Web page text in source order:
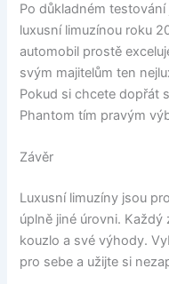
Po důkladném
luxusní limuzínou roku
automobil prostě
svým majitelům ten
Pokud si chcete dopřát
Phantom tím pravým
Závěr
Luxusní limuzíny jsou
úplně jiné úrovni.
kouzlo a své výhody.
pro sebe a užijte si